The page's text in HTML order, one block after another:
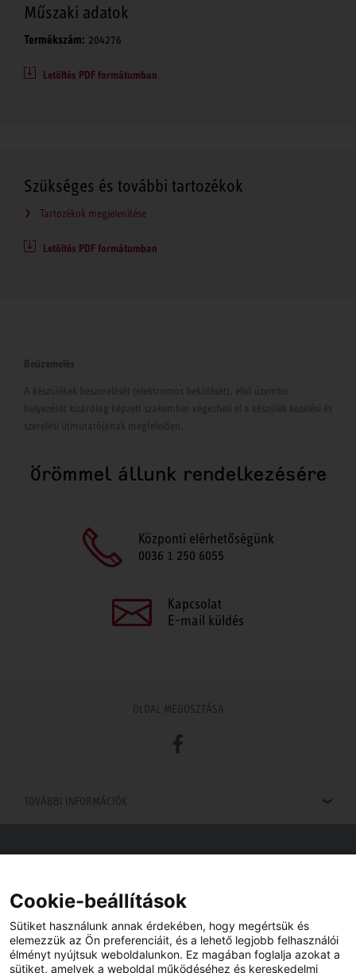
Műszaki adatok
Termékszám: 204276
Letöltés PDF formátumban
Szükséges és további tartozékok
Tartozékok megjelenítése
Letöltés PDF formátumban
Beüzemelés
A készülékek beszerelését (elektromos bekötését), első üzembe
helyezését kizárólag képzett szakember végezheti el a készülék kezelési és
szerelési útmutatójának megfelelően.
Örömmel állunk rendelkezésére
Központi elérhetőségünk
0036 1 250 6055
Kapcsolat
E-mail küldés
OLDAL MEGOSZTÁSA
Facebook
TOVÁBBI INFORMÁCIÓK
Viszonteladót keres az Ön közelében? Nem probléma.
Cookie-beállítások
Sütiket használunk annak érdekében, hogy megértsük és
elemezzük az Ön preferenciáit, és a lehető legjobb felhasználói
élményt nyújtsuk weboldalunkon. Ez magában foglalja azokat a
sütiket, amelyek a weboldal működéséhez és kereskedelmi